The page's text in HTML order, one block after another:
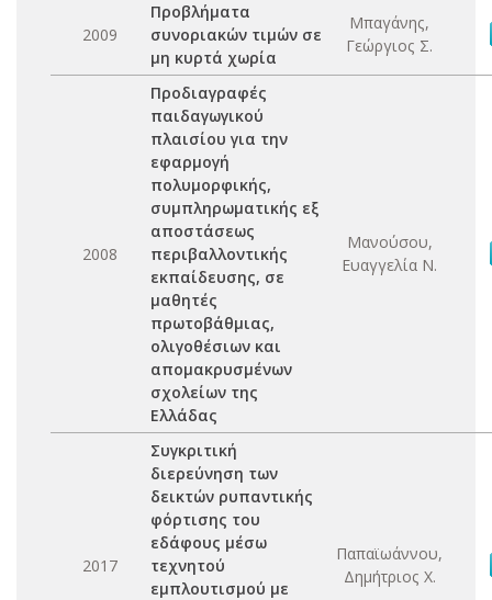
2009
Προβλήματα
συνοριακών τιμών σε
μη κυρτά χωρία
Μπαγάνης,
Γεώργιος Σ.
2008
Προδιαγραφές
παιδαγωγικού
πλαισίου για την
εφαρμογή
πολυμορφικής,
συμπληρωματικής εξ
αποστάσεως
περιβαλλοντικής
εκπαίδευσης, σε
μαθητές
πρωτοβάθμιας,
ολιγοθέσιων και
απομακρυσμένων
σχολείων της
Ελλάδας
Μανούσου,
Ευαγγελία Ν.
2017
Συγκριτική
διερεύνηση των
δεικτών ρυπαντικής
φόρτισης του
εδάφους μέσω
τεχνητού
εμπλουτισμού με
Παπαϊωάννου,
Δημήτριος Χ.